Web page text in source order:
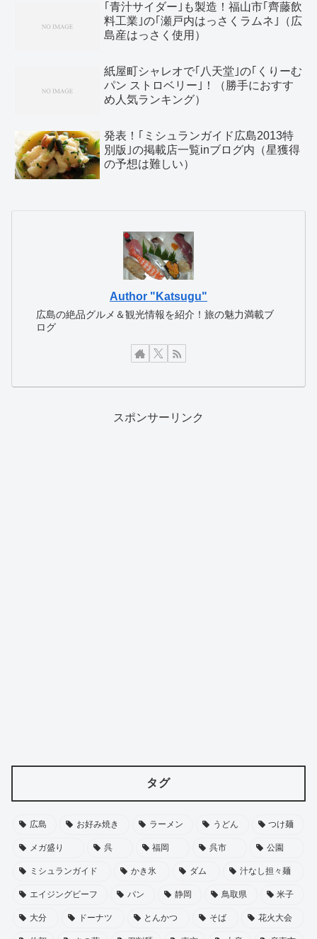
｢青汁サイダー｣も製造！福山市｢齊藤飲
料工業｣の｢瀬戸内はっさくラムネ｣（広
島産はっさく使用）
紙屋町シャレオで｢八天堂｣の｢くりーむ
パン ストロベリー｣！（勝手におすす
め人気ランキング）
発表！｢ミシュランガイド広島2013特
別版｣の掲載店一覧inブログ内（星獲得
の予想は難しい）
Author "Katsugu"
広島の絶品グルメ＆観光情報を紹介！旅の魅力満載ブ
ログ
スポンサーリンク
タグ
広島 お好み焼き ラーメン うどん つけ麺
メガ盛り 呉 福岡 呉市 公園
ミシュランガイド かき氷 ダム 汁なし担々麺
エイジングビーフ パン 静岡 鳥取県 米子
大分 ドーナツ とんかつ そば 花火大会